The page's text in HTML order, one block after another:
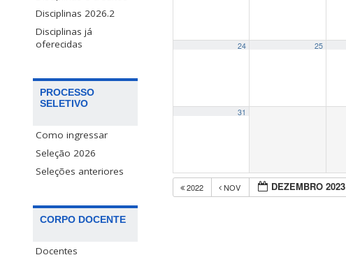
Disciplinas 2026.2
Disciplinas já
oferecidas
PROCESSO
SELETIVO
Como ingressar
Seleção 2026
Seleções anteriores
CORPO DOCENTE
Docentes
24 25
31
2022 NOV DEZEMBRO 2023